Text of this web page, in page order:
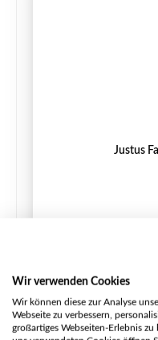
Justus
Sofort
Wir verwenden Cookies
Wir können diese zur Analyse
Webseite zu verbessern,
großartiges Webseiten-Erlebnis